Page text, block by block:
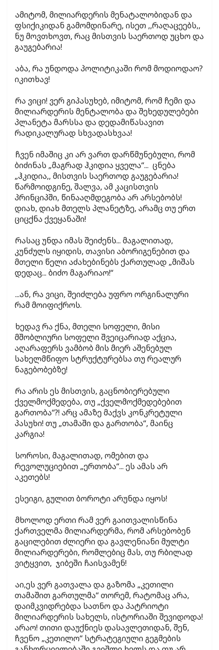
ამიტომ, მილიარდერის მენატალობიდან და
ფსიქიკიდან გამომდინარე, ისეთ ,,რაღაცეებს,,
ნუ მოვთხოვთ, რაც მისთვის საერთოდ უცხო და
გაუგებარია!
აბა, რა უნდოდა პოლიტიკაში რომ მოდიოდაო?
იკითხავ!
რა ვიცი! ვერ გიპასუხებ, იმიტომ, რომ ჩემი და
მილიარდერის მენტალობა და შეხედულებები
პლანეტა მარსსა და დედამიწასავით
რადიკალურად სხვადასხვაა!
ჩვენ იმაშიც კი არ ვართ დარწმუნებული, რომ
ბიძინას „მაგრად ჰკიდია ყველა“... ცნება
„ჰკიდია,, მისთვის საერთოდ გაუგებარია!
წარმოიდგინე, შალვა, ამ კაცისთვის
პრინციპში, წინააღმდეგობა არ არსებობს!
დიახ, დიახ მთელს პლანეტზე, არამც თუ ერთ
ციცქნა ქვეყანაში!
რასაც უნდა იმას შეიძენს... მაგალითად,
კუნძულს იყიდის, თავისი აბორიგენებით და
მთელი წელი აძახებინებს ქართულად „მიშას
დედაც... ბიძო მაგარიაო!“
...ან, რა ვიცი, შეიძლება უფრო ორგინალური
რამ მოიფიქროს.
ხედავ რა ქნა, მთელი სოფელი, მისი
მშობლიური სოფელი შვეიცარიად აქცია,
აღარაფერს ვამბობ მის მიერ აშენებულ
სახელმწიფო სტრუქტურებსა თუ რეალურ
ნაგებობებზე!
რა არის ეს მისთვის, გაცნობიერებული
ქველმოქმედება, თუ „ქველმოქმედებებით
გართობა“?! არც ამაზე მაქვს კონკრეტული
პასუხი! თუ „თამაში და გართობა“, მაინც
კარგია!
სოროსი, მაგალითად, ომებით და
რევოლუციებით „ერთობა“... ეს ამას არ
აკეთებს!
ესეიგი, გულით ბოროტი არუნდა იყოს!
მხოლოდ ერთი რამ ვერ გაითვალისწინა
ქართველმა მილიარდერმა, რომ არსებობენ
გაცილებით ძლიერი და გავლენიანი მულტი
მილიარდერები, რომლებიც მას, თუ რბილად
ვიტყვით, ჯიბეში ჩაისვამენ!
აი,ეს ვერ გათვალა და გაზომა „კეთილი
თამაშით გართულმა“ თორემ, რატომაც არა,
დაიმკვიდრებდა სათნო და პატრიოტი
მილიარდერის სახელს, ისტორიაში შევიდოდა!
არაო! თითი დაუქნიეს დასავლეთიდან, შენ,
ჩვენო „კეთილო“ სტრატეგიული გეგმების